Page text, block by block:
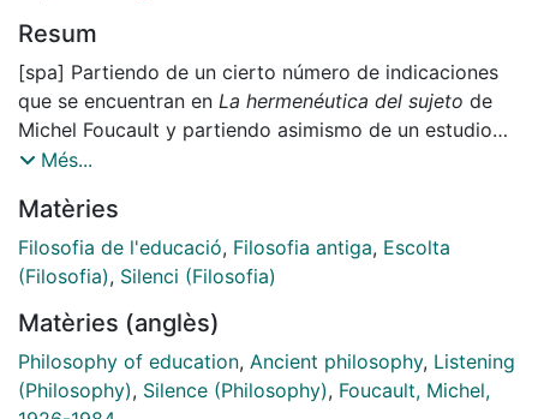
Resum
[spa] Partiendo de un cierto número de indicaciones
que se encuentran en La hermenéutica del sujeto de
Michel Foucault y partiendo asimismo de un estudio
sistemático de las fuentes originarias griegas y latinas,
característico de la formación filosófica antigua, a
saber, la regla del silencio y de la escucha que los
discípulos debían observar cuando tenía lugar el
análisis se ha centrado en la escuela pitagórica,
Sócrates, Platón, Aristóteles, los cínicos, los epicúreos,
los estoicos y Plutarco. De este trabajo se sigue que
Més...
Matèries
Filosofia de l'educació, Filosofia antiga, Escolta
(Filosofia), Silenci (Filosofia)
Matèries (anglès)
Philosophy of education, Ancient philosophy, Listening
(Philosophy), Silence (Philosophy), Foucault, Michel,